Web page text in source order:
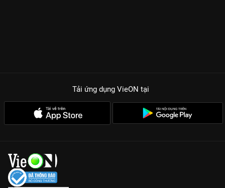
Tải ứng dụng VieON tại